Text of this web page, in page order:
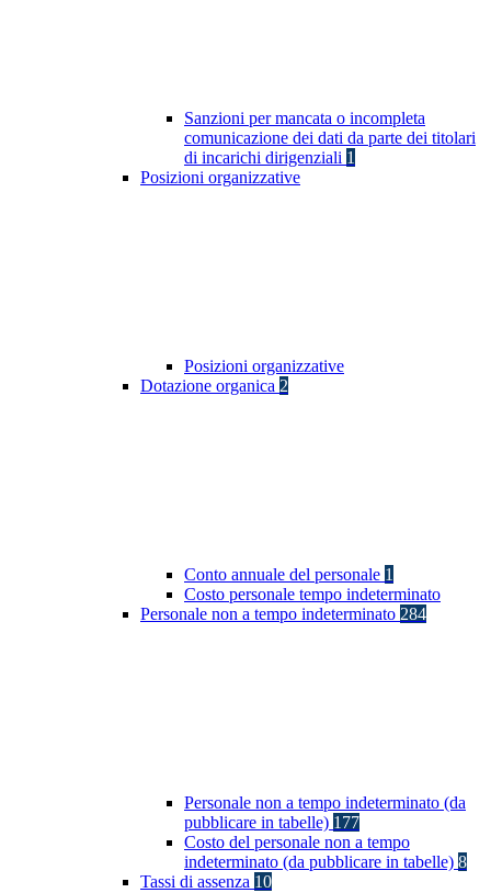
Sanzioni per mancata o incompleta
comunicazione dei dati da parte dei titolari
di incarichi dirigenziali 1
Posizioni organizzative
Posizioni organizzative
Dotazione organica 2
Conto annuale del personale 1
Costo personale tempo indeterminato
Personale non a tempo indeterminato 284
Personale non a tempo indeterminato (da
pubblicare in tabelle) 177
Costo del personale non a tempo
indeterminato (da pubblicare in tabelle) 8
Tassi di assenza 10